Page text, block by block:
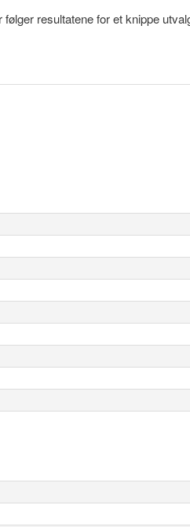
resultatene for et knippe